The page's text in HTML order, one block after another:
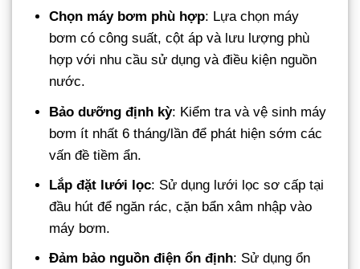
Chọn máy bơm phù hợp: Lựa chọn máy
bơm có công suất, cột áp và lưu lượng phù
hợp với nhu cầu sử dụng và điều kiện nguồn
nước.
Bảo dưỡng định kỳ: Kiểm tra và vệ sinh máy
bơm ít nhất 6 tháng/lần để phát hiện sớm các
vấn đề tiềm ẩn.
Lắp đặt lưới lọc: Sử dụng lưới lọc sơ cấp tại
đầu hút để ngăn rác, cặn bẩn xâm nhập vào
máy bơm.
Đảm bảo nguồn điện ổn định: Sử dụng ổn